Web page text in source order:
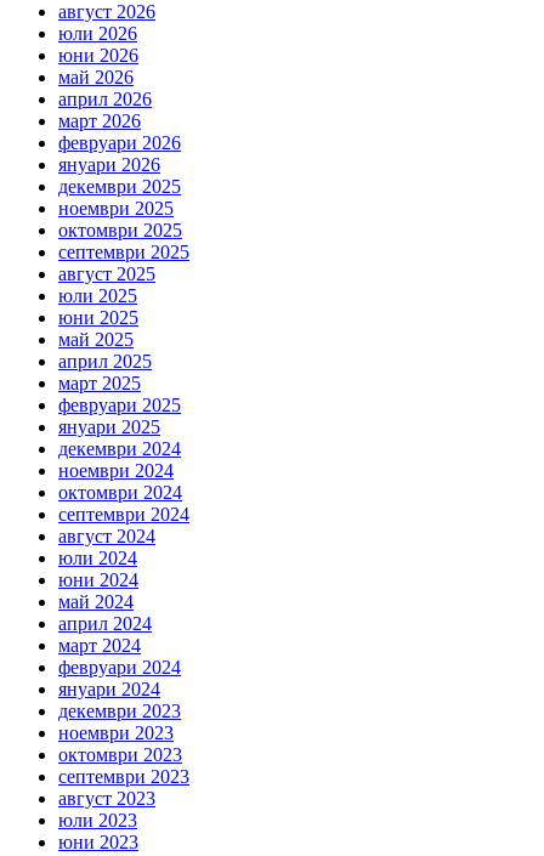
август 2026
юли 2026
юни 2026
май 2026
април 2026
март 2026
февруари 2026
януари 2026
декември 2025
ноември 2025
октомври 2025
септември 2025
август 2025
юли 2025
юни 2025
май 2025
април 2025
март 2025
февруари 2025
януари 2025
декември 2024
ноември 2024
октомври 2024
септември 2024
август 2024
юли 2024
юни 2024
май 2024
април 2024
март 2024
февруари 2024
януари 2024
декември 2023
ноември 2023
октомври 2023
септември 2023
август 2023
юли 2023
юни 2023